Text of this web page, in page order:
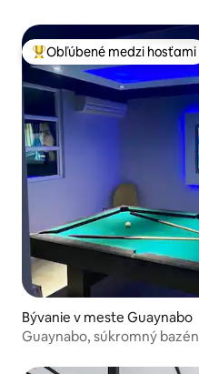
Najobľúbenejšie medzi
Obľúbené medzi hosťami
Bývanie v meste Guaynabo
Guaynabo, súkromný